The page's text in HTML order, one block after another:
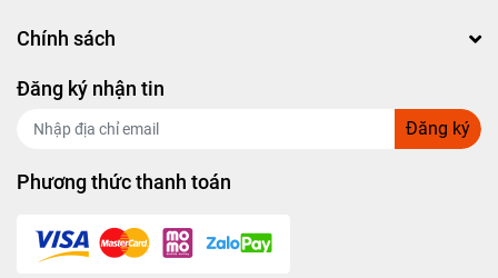
Chính sách
Đăng ký nhận tin
Đăng ký
Phương thức thanh toán